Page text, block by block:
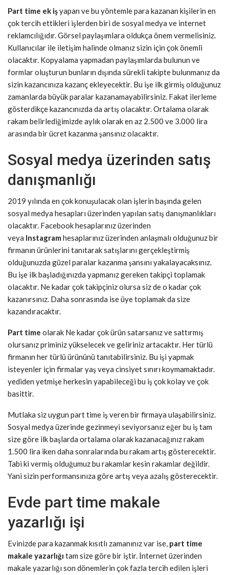
Part time ek işyapan ve bu yöntemle para kazanan kişilerin en
çok tercih ettikleri işlerden biri de sosyal medya ve internet
reklamcılığıdır. Görsel paylaşımlara oldukça önem vermelisiniz.
Kullanıcılar ile iletişim halinde olmanız sizin için çok önemli
olacaktır. Kopyalama yapmadan paylaşımlarda bulunun ve
formlar oluşturun bunların dışında sürekli takipte bulunmanız da
sizin kazancınıza kazanç ekleyecektir. Bu işe ilk girmiş olduğunuz
zamanlarda büyük paralar kazanamayabilirsiniz. Fakat ilerleme
gösterdikçe kazancınızda da artış olacaktır. Ortalama olarak
rakam belirlediğimizde aylık olarak en az 2.500 ve 3.000 lira
arasında bir ücret kazanma şansınız olacaktır.
Sosyal medya üzerinden satış
danışmanlığı
2019 yılında en çok konuşulacak olan işlerin başında gelen
sosyal medya hesapları üzerinden yapılan satış danışmanlıkları
olacaktır. Facebook hesaplarınız üzerinden
veya Instagram hesaplarınız üzerinden anlaşmalı olduğunuz bir
firmanın ürünlerini tanıtarak satışlarını gerçekleştirmiş
olduğunuzda güzel paralar kazanma şansını yakalayacaksınız.
Bu işe ilk başladığınızda yapmanız gereken takipçi toplamak
olacaktır. Ne kadar çok takipçiniz olursa siz de o kadar çok
kazanırsınız. Daha sonrasında ise üye toplamak da size
kazandıracaktır.
Part time olarak Ne kadar çok ürün satarsanız ve sattırmış
olursanız priminiz yükselecek ve geliriniz artacaktır. Her türlü
firmanın her türlü ürününü tanıtabilirsiniz. Bu işi yapmak
isteyenler için firmalar yaş veya cinsiyet sınırı koymamaktadır.
yediden yetmişe herkesin yapabileceği bu iş çok kolay ve çok
basittir.
Mutlaka siz uygun part time iş veren bir firmaya ulaşabilirsiniz.
Sosyal medya üzerinde gezinmeyi seviyorsanız eğer bu iş tam
size göre ilk başlarda ortalama olarak kazanacağınız rakam
1.500 lira iken daha sonralarında bu rakam artış gösterecektir.
Tabi ki vermiş olduğumuz bu rakamlar kesin rakamlar değildir.
Yani sizin performansınıza göre artış veya azalış gösterecektir.
Evde part time makale
yazarlığı işi
Evinizde para kazanmak kısıtlı zamanınız var ise, part time
makale yazarlığı tam size göre bir iştir. İnternet üzerinden
makale yazarlığı son dönemlerin çok fazla tercih edilen işleri